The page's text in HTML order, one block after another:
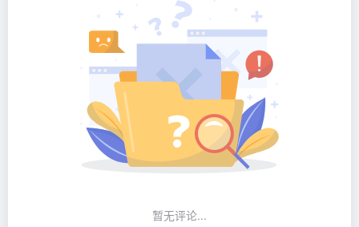
暂无评论...